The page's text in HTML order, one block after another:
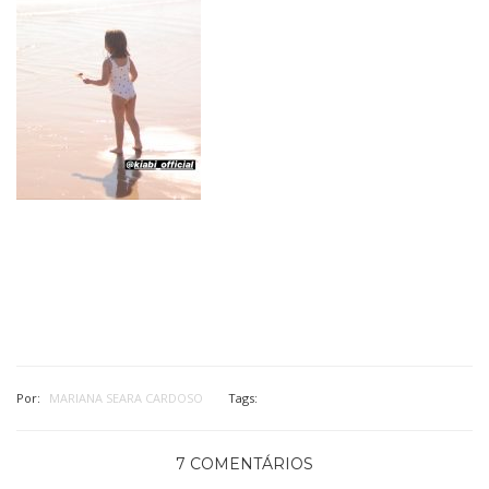
Por: MARIANA SEARA CARDOSO Tags:
7 COMENTÁRIOS